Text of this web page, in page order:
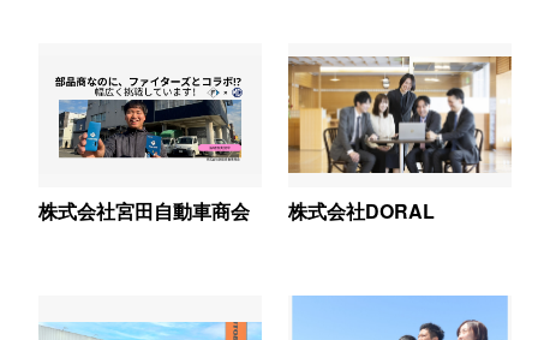
株式会社宮田自動車商会 株式会社DORAL